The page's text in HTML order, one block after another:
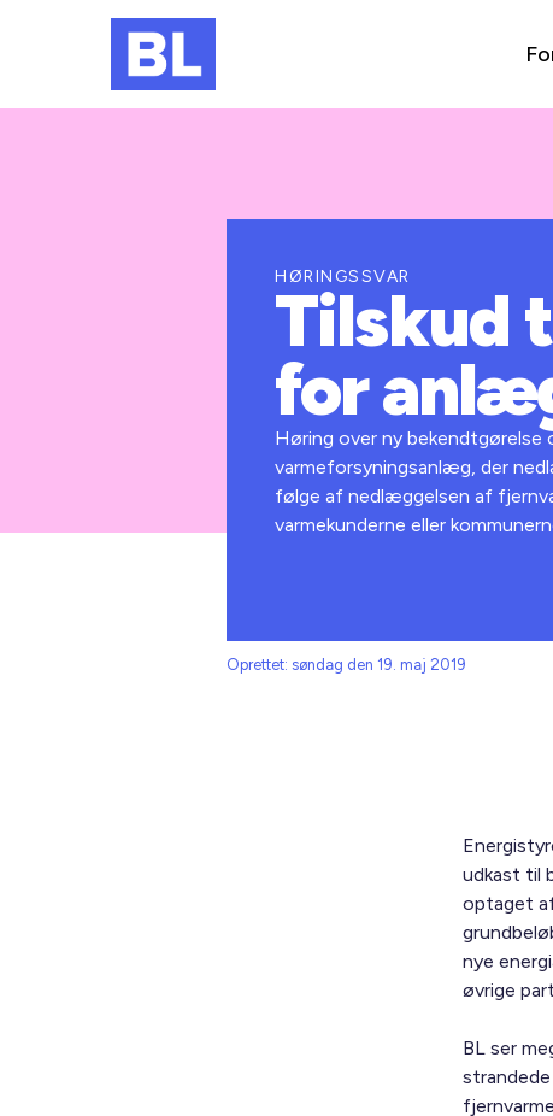
HØRINGSSVAR
Tilskud
for
Høring over ny
varmeforsyningsanlæg, der
følge af nedlæggelsen af
varmekunderne eller
Oprettet: søndag den 19. maj 2019
udkast til
optaget
nye
øvrige
BL ser